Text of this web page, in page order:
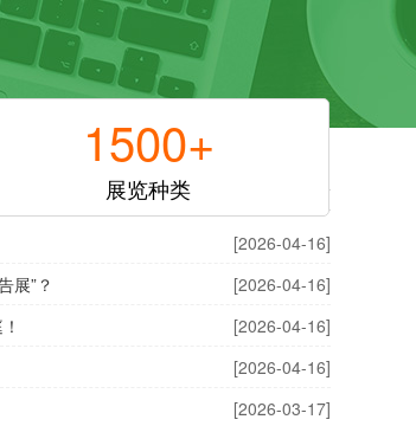
1500+
展览种类 more +
[2026-04-16]
展”？
[2026-04-16]
[2026-04-16]
[2026-04-16]
[2026-03-17]